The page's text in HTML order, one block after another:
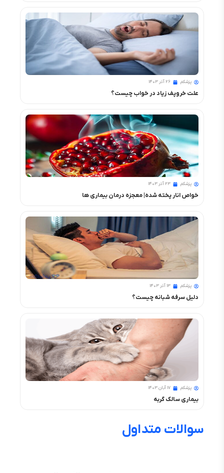
پزشکم ۲۶ آذر ۱۴۰۳
علت خروپف زیاد در خواب چیست؟
پزشکم ۲۳ آذر ۱۴۰۳
خواص انار پخته شده| معجزه درمان بیماری ها
پزشکم ۱۳ آذر ۱۴۰۳
دلیل سرفه شبانه چیست؟
پزشکم ۱۷ آبان ۱۴۰۳
بیماری سالک گربه
سوالات متداول